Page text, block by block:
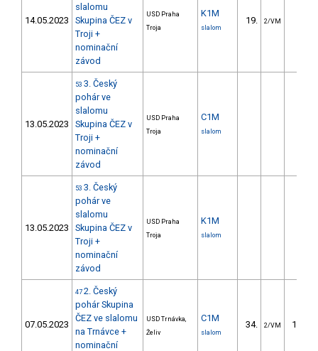
14.05.2023
slalomu
Skupina ČEZ v
Troji +
nominační
závod
USD Praha
Troja
K1M
slalom
19. 2/VM
13.05.2023
53 3. Český
pohár ve
slalomu
Skupina ČEZ v
Troji +
nominační
závod
USD Praha
Troja
C1M
slalom
13.05.2023
53 3. Český
pohár ve
slalomu
Skupina ČEZ v
Troji +
nominační
závod
USD Praha
Troja
K1M
slalom
07.05.2023
47 2. Český
pohár Skupina
ČEZ ve slalomu
na Trnávce +
nominační
USD Trnávka,
Želiv
C1M
slalom
34. 2/VM 132.09